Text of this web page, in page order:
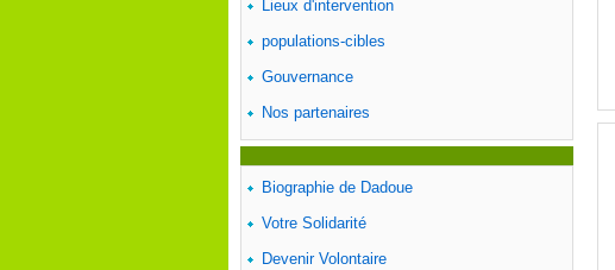
Lieux d'intervention
populations-cibles
Gouvernance
Nos partenaires
Biographie de Dadoue
Votre Solidarité
Devenir Volontaire